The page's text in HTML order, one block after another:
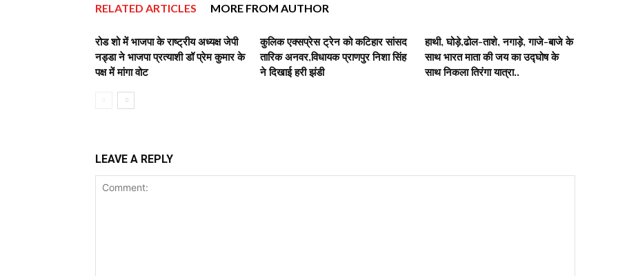
RELATED ARTICLES MORE FROM AUTHOR
रोड शो में भाजपा के राष्ट्रीय अध्यक्ष जेपी
नड्डा ने भाजपा प्रत्याशी डॉ प्रेम कुमार के
पक्ष में मांगा वोट
कुलिक एक्सप्रेस ट्रेन को कटिहार सांसद
तारिक अनवर,विधायक प्राणपुर निशा सिंह
ने दिखाई हरी झंडी
हाथी, घोड़े,ढोल-ताशे, नगाड़े, गाजे-बाजे के
साथ भारत माता की जय का उद्घोष के
साथ निकला तिरंगा यात्रा..
LEAVE A REPLY